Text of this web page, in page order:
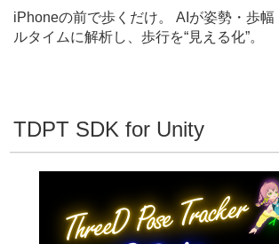
iPhoneの前で歩くだけ。 AIが姿勢・歩幅
ルタイムに解析し、歩行を“見える化”。
TDPT SDK for Unity